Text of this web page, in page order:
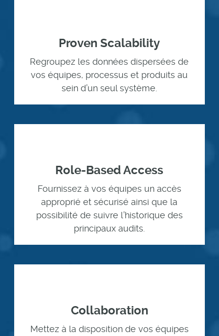
Proven Scalability
Regroupez les données dispersées de
vos équipes, processus et produits au
sein d’un seul système.
Role-Based Access
Fournissez à vos équipes un accès
approprié et sécurisé ainsi que la
possibilité de suivre l’historique des
principaux audits.
Collaboration
Mettez à la disposition de vos équipes